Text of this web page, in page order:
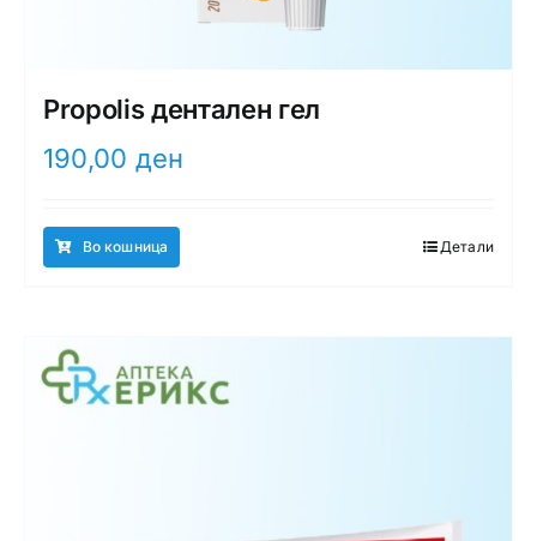
Propolis дентален гел
190,00 ден
Во кошница Детали